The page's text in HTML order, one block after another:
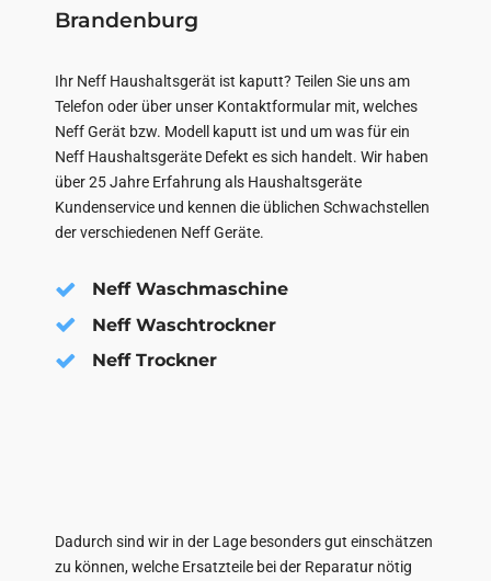
Brandenburg
Ihr Neff Haushaltsgerät ist kaputt? Teilen Sie uns am
Telefon oder über unser Kontaktformular mit, welches
Neff Gerät bzw. Modell kaputt ist und um was für ein
Neff Haushaltsgeräte Defekt es sich handelt. Wir haben
über 25 Jahre Erfahrung als Haushaltsgeräte
Kundenservice und kennen die üblichen Schwachstellen
der verschiedenen Neff Geräte.
Neff Waschmaschine
Neff Waschtrockner
Neff Trockner
Dadurch sind wir in der Lage besonders gut einschätzen
zu können, welche Ersatzteile bei der Reparatur nötig